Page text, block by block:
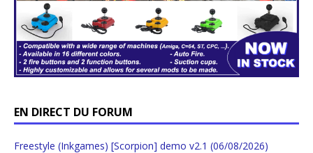
EN DIRECT DU FORUM
Freestyle (Inkgames) [Scorpion] demo v2.1 (06/08/2026)